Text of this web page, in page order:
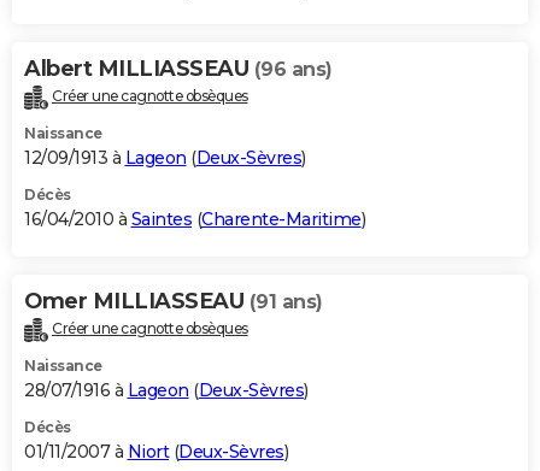
Albert MILLIASSEAU (96 ans)
Créer une cagnotte obsèques
Naissance
12/09/1913 à Lageon (Deux-Sèvres)
Décès
16/04/2010 à Saintes (Charente-Maritime)
Omer MILLIASSEAU (91 ans)
Créer une cagnotte obsèques
Naissance
28/07/1916 à Lageon (Deux-Sèvres)
Décès
01/11/2007 à Niort(Deux-Sèvres)